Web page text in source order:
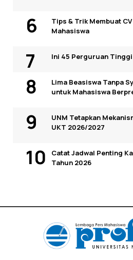
Tips & Trik Membuat
Mahasiswa
Ini 45 Perguruan
Lima Beasiswa Tanpa
untuk Mahasiswa
UNM Tetapkan
UKT 2026/2027
Catat Jadwal Penting
Tahun 2026